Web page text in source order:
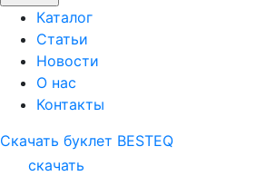
Каталог
Статьи
Новости
О нас
Контакты
Скачать буклет BESTEQ
скачать